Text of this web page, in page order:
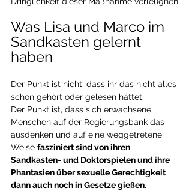
Was Lisa und Marco im
Sandkasten gelernt
haben
Der Punkt ist nicht, dass ihr das nicht alles
schon gehört oder gelesen hättet.
Der Punkt ist, dass sich erwachsene
Menschen auf der Regierungsbank das
ausdenken und auf eine weggetretene
Weise fasziniert sind von ihren
Sandkasten- und Doktorspielen und ihre
Phantasien über sexuelle Gerechtigkeit
dann auch noch in Gesetze gießen.